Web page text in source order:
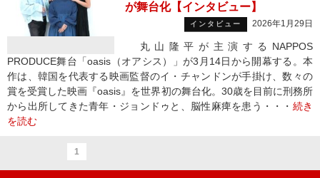
が舞台化【インタビュー】
インタビュー 2026年1月29日
丸山隆平が主演するNAPPOS
PRODUCE舞台「oasis（オアシス）」が3月14日から開幕する。本
作は、韓国を代表する映画監督のイ・チャンドンが手掛け、数々の
賞を受賞した映画『oasis』を世界初の舞台化。30歳を目前に刑務所
から出所してきた青年・ジョンドゥと、脳性麻痺を患う・・・ 続き
を読む
1